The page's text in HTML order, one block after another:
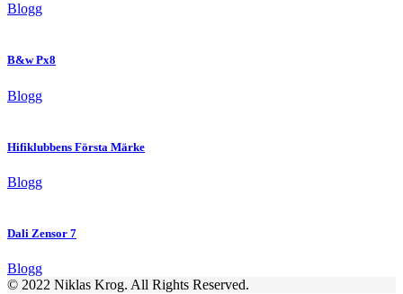
Blogg
B&w Px8
Blogg
Hifiklubbens Första Märke
Blogg
Dali Zensor 7
Blogg
© 2022 Niklas Krog. All Rights Reserved.